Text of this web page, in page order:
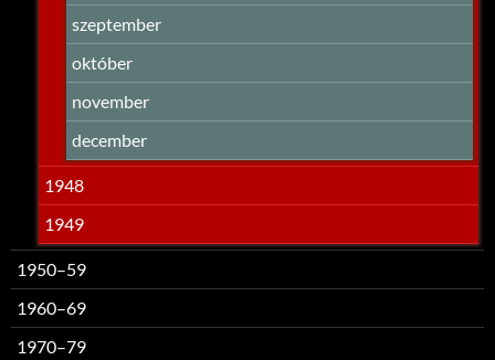
szeptember
október
november
december
1948
1949
1950–59
1960–69
1970–79